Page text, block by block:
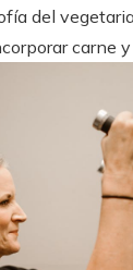
del
carne y